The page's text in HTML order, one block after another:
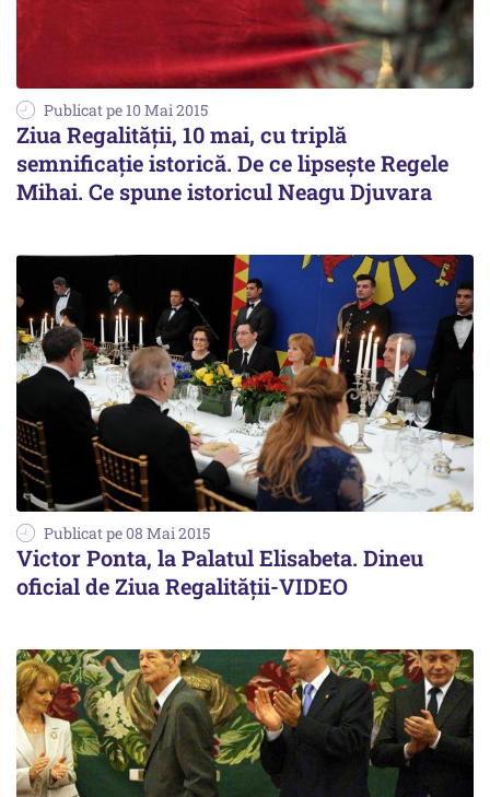
Publicat pe 10 Mai 2015
Ziua Regalității, 10 mai, cu triplă
semnificație istorică. De ce lipsește Regele
Mihai. Ce spune istoricul Neagu Djuvara
Publicat pe 08 Mai 2015
Victor Ponta, la Palatul Elisabeta. Dineu
oficial de Ziua Regalității-VIDEO